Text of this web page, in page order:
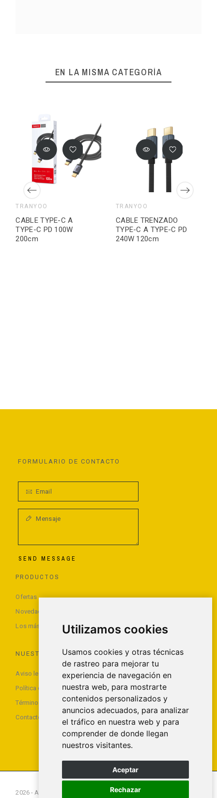
Utilizamos cookies
Usamos cookies y otras técnicas
de rastreo para mejorar tu
experiencia de navegación en
nuestra web, para mostrarte
contenidos personalizados y
anuncios adecuados, para analizar
el tráfico en nuestra web y para
comprender de donde llegan
nuestros visitantes.
Aceptar
Rechazar
EN LA MISMA CATEGORÍA
TRANYOO
CABLE TYPE-C A
TYPE-C PD 100W
200cm
TRANYOO
CABLE TRENZADO
TYPE-C A TYPE-C PD
240W 120cm
FORMULARIO DE CONTACTO
SEND MESSAGE
PRODUCTOS
Ofertas
Novedades
Los más vendidos
NUESTRA EMPRESA
Aviso legal
Política de privacidad
Términos y condiciones de uso
Contacte con nosotros
2026 - All rights reserved Foxx Smartech S.L.U